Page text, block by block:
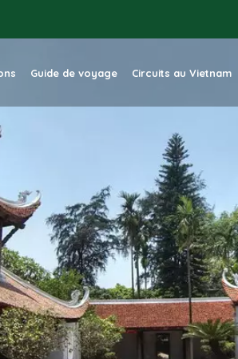
Guide de voyage Circuits au Vietnam